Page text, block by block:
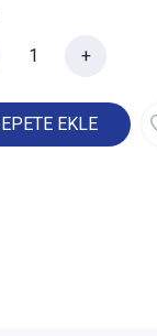
+
EKLE